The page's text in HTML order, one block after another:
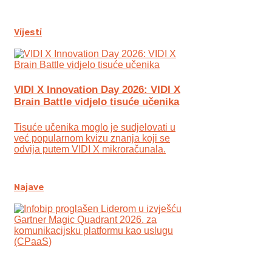
Vijesti
VIDI X Innovation Day 2026: VIDI X
Brain Battle vidjelo tisuće učenika
Tisuće učenika moglo je sudjelovati u
već popularnom kvizu znanja koji se
odvija putem VIDI X mikroračunala.
Najave